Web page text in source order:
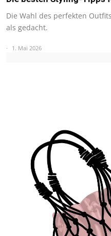
Die Wahl des perfekten
als gedacht.
1. Mai 2026